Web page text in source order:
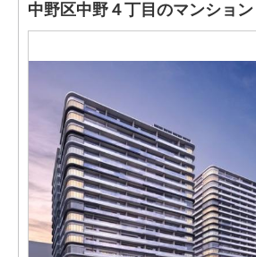
中野区中野４丁目のマンション